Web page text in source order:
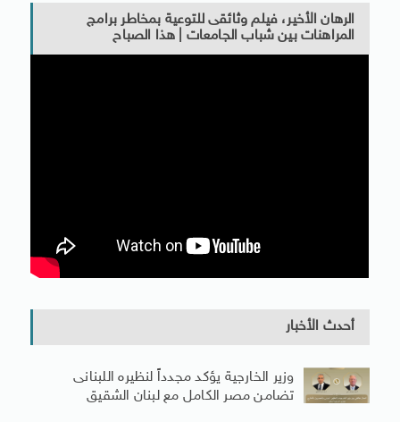
الرهان الأخير، فيلم وثائقى للتوعية بمخاطر برامج
المراهنات بين شباب الجامعات | هذا الصباح
أحدث الأخبار
وزير الخارجية يؤكد مجدداً لنظيره اللبنانى
تضامن مصر الكامل مع لبنان الشقيق